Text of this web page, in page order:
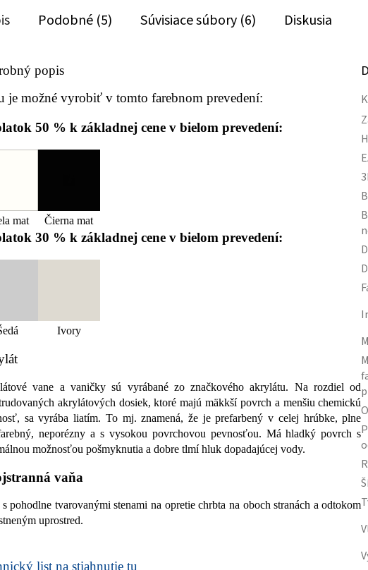
Podobné (5) Súvisiace súbory (6) Diskusia
popis
je možné vyrobiť v tomto farebnom prevedení:
50 % k základnej cene v bielom prevedení:
mat Čierna mat
30 % k základnej cene v bielom prevedení:
Ivory
vane a vaničky sú vyrábané zo značkového akrylátu. Na rozdiel od
akrylátových dosiek, ktoré majú mäkkší povrch a menšiu chemickú
sa vyrába liatím. To mj. znamená, že je prefarbený v celej hrúbke, plne
neporézny a s vysokou povrchovou pevnosťou. Má hladký povrch s
možnosťou pošmyknutia a dobre tlmí hluk dopadajúcej vody.
vaňa
s pohodlne tvarovanými stenami na opretie chrbta na oboch stranách a odtokom
uprostred.
list na stiahnutie tu